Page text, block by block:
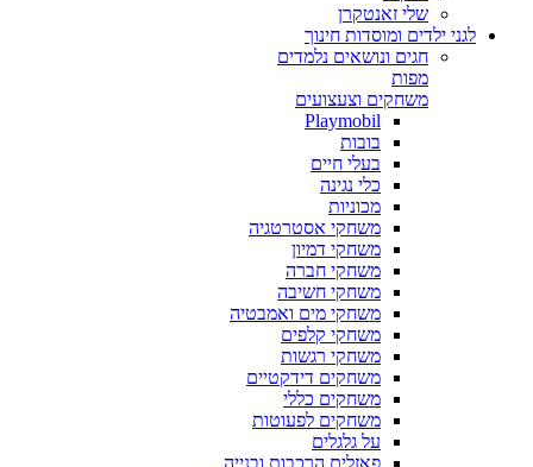
שלי זאנטקרן
לגני ילדים ומוסדות חינוך
חגים ונושאים נלמדים
מפות
משחקים וצעצועים
Playmobil
בובות
בעלי חיים
כלי נגינה
מכוניות
משחקי אסטרטגיה
משחקי דמיון
משחקי חברה
משחקי חשיבה
משחקי מים ואמבטיה
משחקי קלפים
משחקי רגשות
משחקים דידקטיים
משחקים כללי
משחקים לפעוטות
על גלגלים
פאזלים הרכבות ובנייה